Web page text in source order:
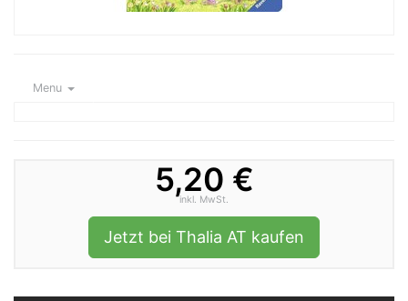
Menu
5,20 €
inkl. MwSt.
Jetzt bei Thalia AT kaufen